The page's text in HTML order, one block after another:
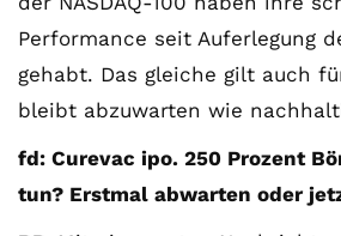
Performance seit Auferlegung
gehabt. Das gleiche gilt auch
bleibt abzuwarten wie
fd: Curevac ipo. 250 Prozent
tun? Erstmal abwarten oder